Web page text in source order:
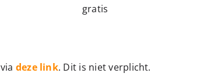
gratis
deze link. Dit is niet verplicht.